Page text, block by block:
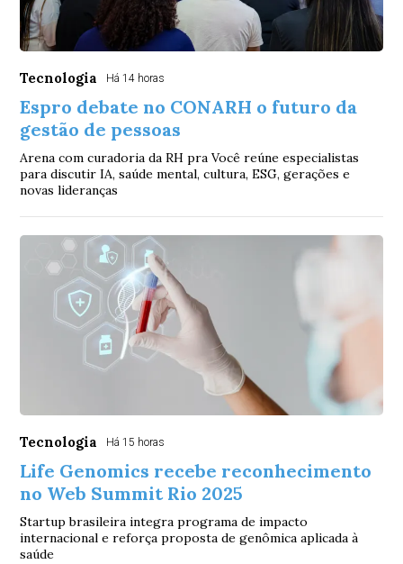
Tecnologia Há 14 horas
Espro debate no CONARH o futuro da
gestão de pessoas
Arena com curadoria da RH pra Você reúne especialistas
para discutir IA, saúde mental, cultura, ESG, gerações e
novas lideranças
Tecnologia Há 15 horas
Life Genomics recebe reconhecimento
no Web Summit Rio 2025
Startup brasileira integra programa de impacto
internacional e reforça proposta de genômica aplicada à
saúde